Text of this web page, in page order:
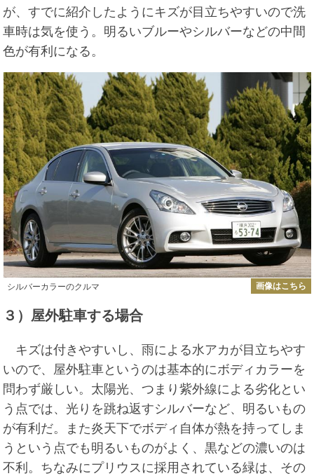
が、すでに紹介したようにキズが目立ちやすいので洗
車時は気を使う。明るいブルーやシルバーなどの中間
色が有利になる。
シルバーカラーのクルマ 画像はこちら
３）屋外駐車する場合
キズは付きやすいし、雨による水アカが目立ちやす
いので、屋外駐車というのは基本的にボディカラーを
問わず厳しい。太陽光、つまり紫外線による劣化とい
う点では、光りを跳ね返すシルバーなど、明るいもの
が有利だ。また炎天下でボディ自体が熱を持ってしま
うという点でも明るいものがよく、黒などの濃いのは
不利。ちなみにプリウスに採用されている緑は、その